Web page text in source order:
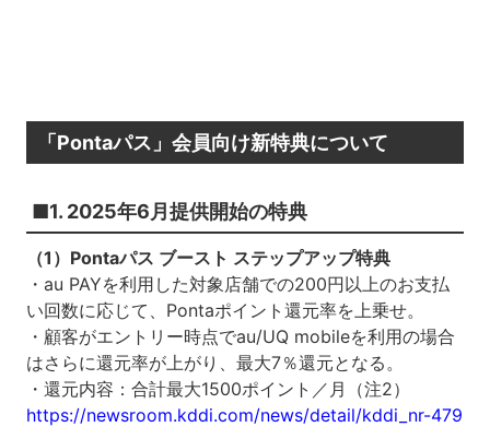
「Pontaパス」会員向け新特典について
■1. 2025年6月提供開始の特典
（1）Pontaパス ブースト ステップアップ特典
・au PAYを利用した対象店舗での200円以上のお支払
い回数に応じて、Pontaポイント還元率を上乗せ。
・顧客がエントリー時点でau/UQ mobileを利用の場合
はさらに還元率が上がり、最大7％還元となる。
・還元内容：合計最大1500ポイント／月（注2）
https://newsroom.kddi.com/news/detail/kddi_nr-479